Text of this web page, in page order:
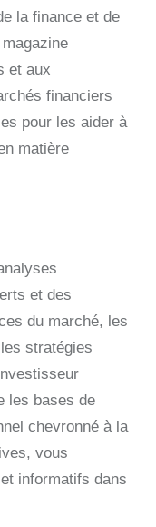
la finance et de
et aux
financiers
pour les aider à
matière
et des
du marché, les
stratégies
les bases de
chevronné à la
vous
informatifs dans